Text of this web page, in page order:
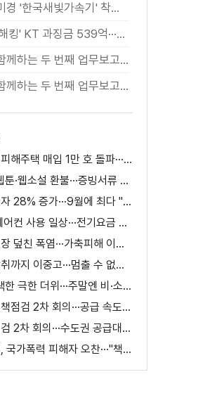
꿈의 현미경 '한국새빛가속기' 착공···1조1천억 투입
'펨토셀 해킹' KT 과징금 539억···조사 방해 고발
국민과 함께하는 두 번째 업무보고 - 과학기술·사회
국민과 함께하는 두 번째 업무보고 - 과학기술·사회 이재명 대통령 모두말씀
전세사기 피해주택 매입 1만 호 돌파···피해 지원 속도
"복잡한 웹툰·웹소설 환불···증빙서류 요구까지"
식중독 환자 28% 증가···9월에 최다 "입추 방심 금물"
폭염 속 에어컨 사용 일상···전기요금 줄이려면?
농축산 현장 덮친 폭염···가축피해 이틀 새 28만 마리↑
폭염에 악취까지 이중고···멈출 수 없는 필수노동
'입추' 무색한 극한 더위···주말엔 비·소나기
부동산 정책점검 2차 회의···공급 속도전 본격화하나
부동산 점검 2차 회의···수도권 공급대책 논의
이 대통령, 국가폭력 피해자 오찬···"책임지고 치유"